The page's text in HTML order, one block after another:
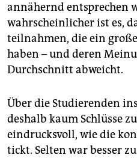
annähernd entsprechen
wahrscheinlicher ist es,
teilnahmen, die ein
haben – und deren
Durchschnitt abweicht.
Über die Studierenden
deshalb kaum Schlüsse
eindrucksvoll, wie die
tickt. Selten war besser